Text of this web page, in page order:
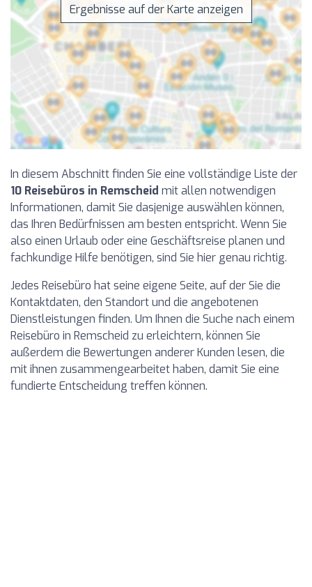
Ergebnisse auf der Karte anzeigen
In diesem Abschnitt finden Sie eine vollständige Liste der
10 Reisebüros in Remscheid mit allen notwendigen
Informationen, damit Sie dasjenige auswählen können,
das Ihren Bedürfnissen am besten entspricht. Wenn Sie
also einen Urlaub oder eine Geschäftsreise planen und
fachkundige Hilfe benötigen, sind Sie hier genau richtig.
Jedes Reisebüro hat seine eigene Seite, auf der Sie die
Kontaktdaten, den Standort und die angebotenen
Dienstleistungen finden. Um Ihnen die Suche nach einem
Reisebüro in Remscheid zu erleichtern, können Sie
außerdem die Bewertungen anderer Kunden lesen, die
mit ihnen zusammengearbeitet haben, damit Sie eine
fundierte Entscheidung treffen können.